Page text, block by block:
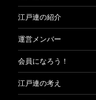
江戸連の紹介
運営メンバー
会員になろう！
江戸連の考え